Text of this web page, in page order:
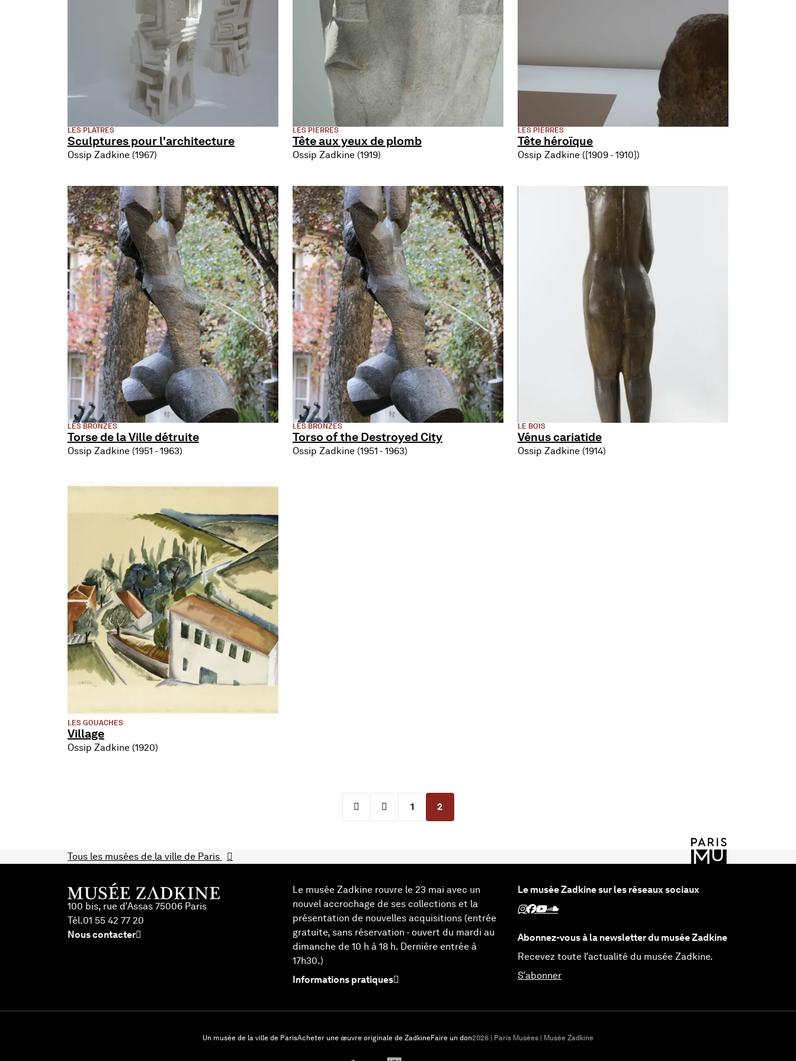
LES PLÂTRES
Sculptures pour l'architecture
Ossip Zadkine (1967)
LES PIERRES
Tête aux yeux de plomb
Ossip Zadkine (1919)
LES PIERRES
Tête héroïque
Ossip Zadkine ([1909 - 1910])
LES BRONZES
Torse de la Ville détruite
Ossip Zadkine (1951 - 1963)
LES BRONZES
Torso of the Destroyed City
Ossip Zadkine (1951 - 1963)
LE BOIS
Vénus cariatide
Ossip Zadkine (1914)
LES GOUACHES
Village
Ossip Zadkine (1920)
Aller à la première page
Page précédente
1 2
Tous les musées de la ville de Paris
100 bis, rue d’Assas 75006 Paris
Tél.01 55 42 77 20
Nous contacter
Le musée Zadkine rouvre le 23 mai avec un
nouvel accrochage de ses collections et la
présentation de nouvelles acquisitions (entrée
gratuite, sans réservation - ouvert du mardi au
dimanche de 10 h à 18 h. Dernière entrée à
17h30.)
Informations pratiques
Le musée Zadkine sur les réseaux sociaux
Suivez Zadkine sur Instagram - Nouvelle fenêtre
Suivez Zadkine sur Facebook - Nouvelle fenêtre
Suivez Zadkine sur Youtube - Nouvelle fenêtre
Suivez Zadkine sur SoundCloud - Nouvelle fenêtre
Abonnez-vous à la newsletter du musée Zadkine
Recevez toute l’actualité du musée Zadkine.
S’abonner
Un musée de la ville de ParisAcheter une œuvre originale de ZadkineFaire un don2026 | Paris Musées | Musée Zadkine